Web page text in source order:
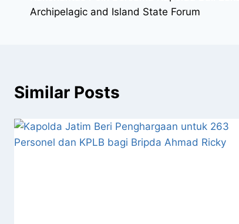
Archipelagic and Island State Forum
Similar Posts